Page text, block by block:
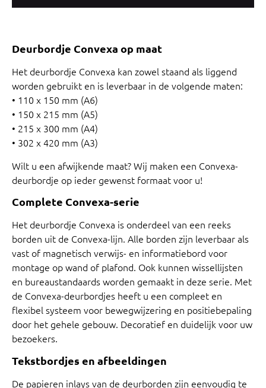
Deurbordje Convexa op maat
Het deurbordje Convexa kan zowel staand als liggend
worden gebruikt en is leverbaar in de volgende maten:
• 110 x 150 mm (A6)
• 150 x 215 mm (A5)
• 215 x 300 mm (A4)
• 302 x 420 mm (A3)
Wilt u een afwijkende maat? Wij maken een Convexa-
deurbordje op ieder gewenst formaat voor u!
Complete Convexa-serie
Het deurbordje Convexa is onderdeel van een reeks
borden uit de Convexa-lijn. Alle borden zijn leverbaar als
vast of magnetisch verwijs- en informatiebord voor
montage op wand of plafond. Ook kunnen wissellijsten
en bureaustandaards worden gemaakt in deze serie. Met
de Convexa-deurbordjes heeft u een compleet en
flexibel systeem voor bewegwijzering en positiebepaling
door het gehele gebouw. Decoratief en duidelijk voor uw
bezoekers.
Tekstbordjes en afbeeldingen
De papieren inlays van de deurborden zijn eenvoudig te